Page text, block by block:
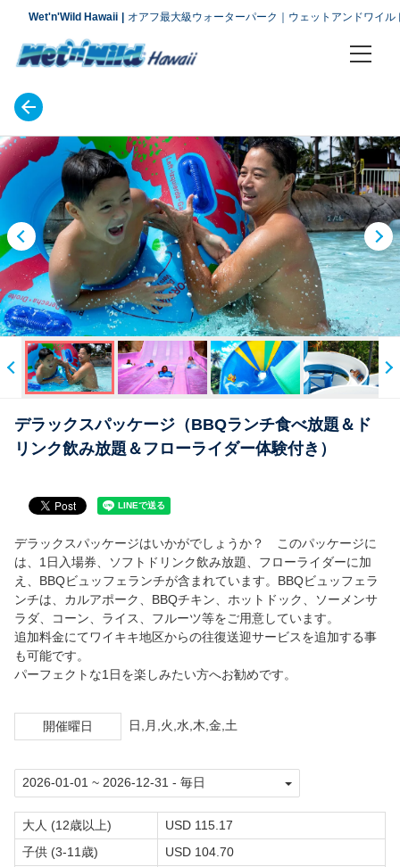
Wet'n'Wild Hawaii オアフ最大級ウォーターパーク｜ウェットアンドワイル
チケット プラン
アトラクション
アクセス
会社概要
よくあるお問い合わせ
アクセス
お問い合わせ
ご案内
ダイニング＆ショップ
安全ガイド
送迎バス
園内マップ
言語
日本語
한국어
デラックスパッケージ（BBQランチ食べ放題＆ド
リンク飲み放題＆フローライダー体験付き）
デラックスパッケージはいかがでしょうか？ このパッケージに
は、1日入場券、ソフトドリンク飲み放題、フローライダーに加
え、BBQビュッフェランチが含まれています。BBQビュッフェラ
ンチは、カルアポーク、BBQチキン、ホットドック、ソーメンサ
ラダ、コーン、ライス、フルーツ等をご用意しています。
追加料金にてワイキキ地区からの往復送迎サービスを追加する事
も可能です。
パーフェクトな1日を楽しみたい方へお勧めです。
開催曜日 日,月,火,水,木,金,土
大人 (12歳以上)
USD 115.17
子供 (3-11歳)
USD 104.70